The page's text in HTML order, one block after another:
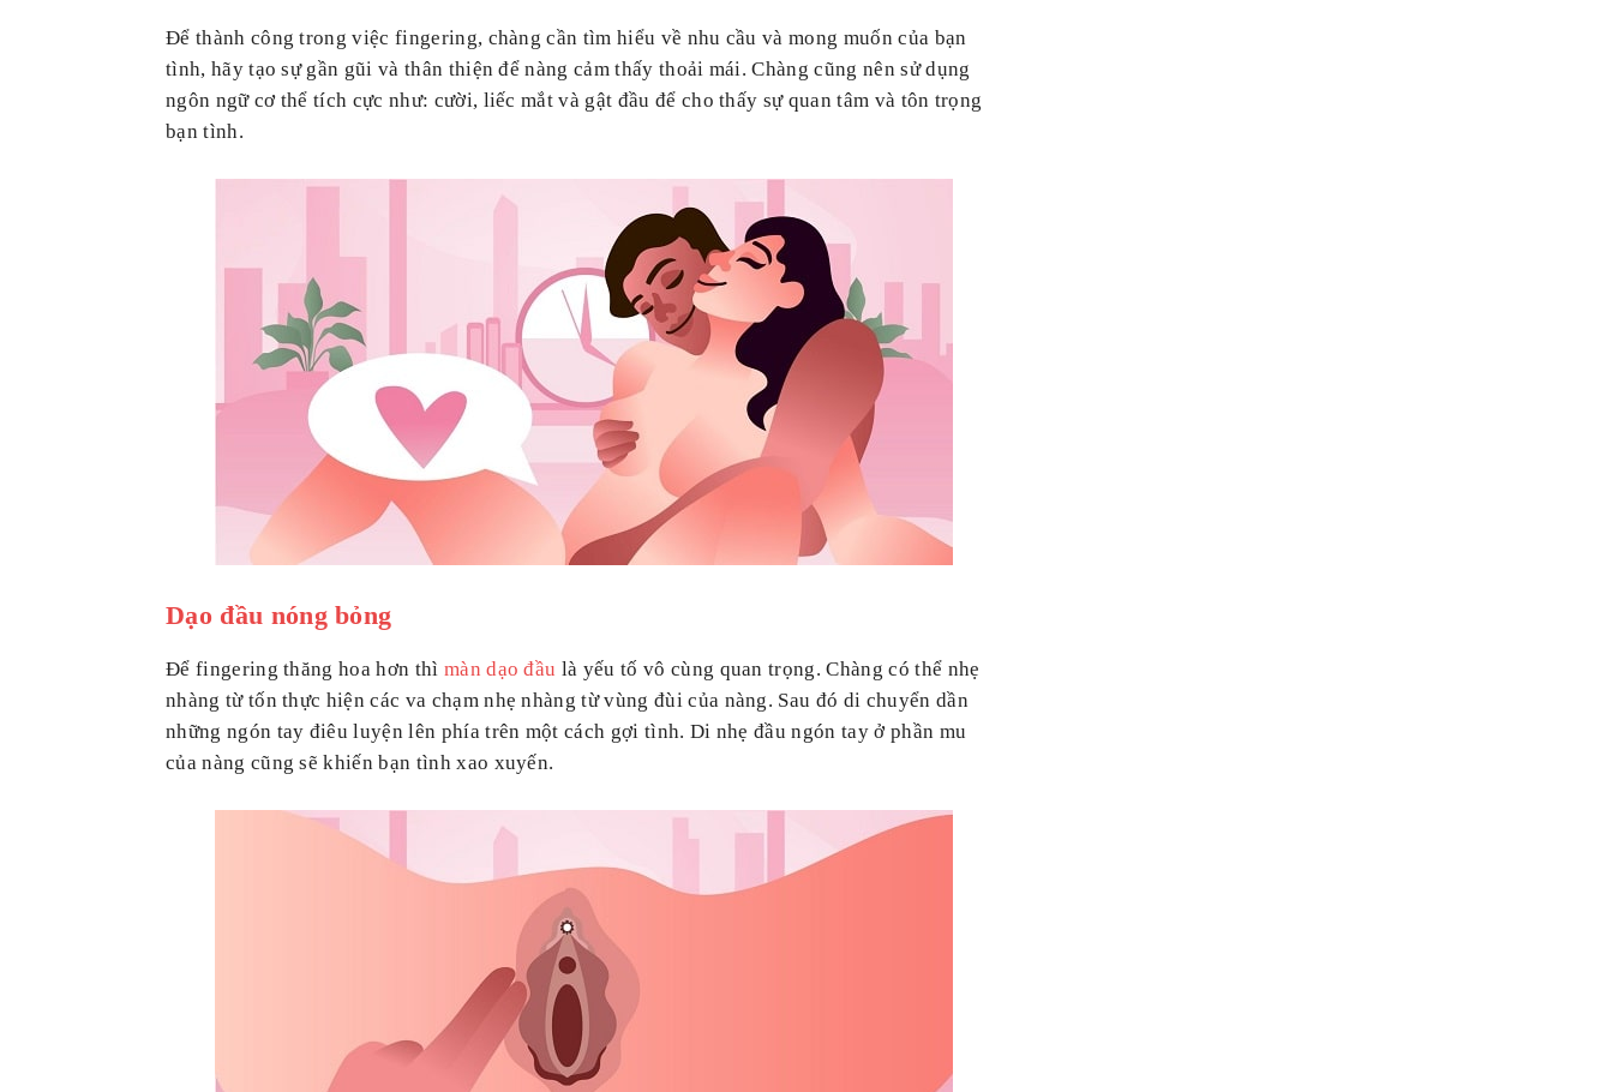
Để thành công trong việc fingering, chàng cần tìm hiểu về nhu cầu và mong muốn của bạn
tình, hãy tạo sự gần gũi và thân thiện để nàng cảm thấy thoải mái. Chàng cũng nên sử dụng
ngôn ngữ cơ thể tích cực như: cười, liếc mắt và gật đầu để cho thấy sự quan tâm và tôn trọng
bạn tình.
Dạo đầu nóng bỏng
Để fingering thăng hoa hơn thì màn dạo đầu là yếu tố vô cùng quan trọng. Chàng có thể nhẹ
nhàng từ tốn thực hiện các va chạm nhẹ nhàng từ vùng đùi của nàng. Sau đó di chuyển dần
những ngón tay điêu luyện lên phía trên một cách gợi tình. Di nhẹ đầu ngón tay ở phần mu
của nàng cũng sẽ khiến bạn tình xao xuyến.